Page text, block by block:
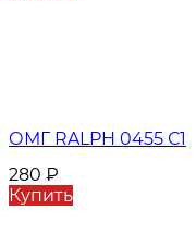
ОМГ RALPH 0455 С1
280 ₽
Купить